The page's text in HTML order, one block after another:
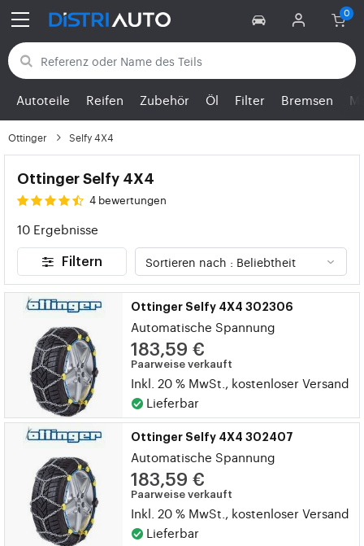
Zurück zu den Kategorien
Autoteile Reifen Zubehör Öl Filter Bremsen
Ottinger Selfy 4X4
Ottinger Selfy 4X4
4 bewertungen
10 Ergebnisse
Filtern
Ottinger Selfy 4X4 302306
Automatische Spannung
183,59 €
Paarweise verkauft
Inkl. 20 % MwSt., kostenloser Versand
Lieferbar
Ottinger Selfy 4X4 302407
Automatische Spannung
183,59 €
Paarweise verkauft
Inkl. 20 % MwSt., kostenloser Versand
Lieferbar